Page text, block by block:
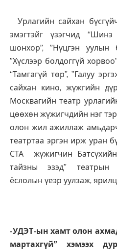
Урлагийн сайхан
эмэгтэйг үзэгчид
шонхор”, ”Нүцгэн уулын
”Хүслээр болдоггүй
“Тамгагүй төр”, ”Галуу
сайхан кино, жүжгийн
Москвагийн театр
цөөхөн жүжигчдийн нэг
олон жил ажиллаж
театртаа эргэн ирж уран
СТА жүжигчин
тайзны эзэд” театрын
ёслолын үеэр уулзаж,
-УДЭТ-ын хамт олон
мартахгүй” хэмээх